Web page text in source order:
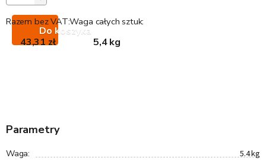
Do koszyka
Waga całych sztuk:
5,4 kg
Razem bez VAT:
43,31 zł
Parametry
Waga: 5.4 kg